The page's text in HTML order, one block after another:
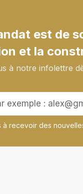
est de
et la
à notre infolettre
à recevoir des